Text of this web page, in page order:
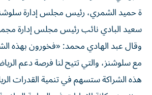
ة حميد الشمري، رئيس مجلس إدارة
سعيد البادي نائب رئيس مجلس إدارة
وقال عبد الهادي محمد: «فخورون بهذه
مع سلوشنز، والتي تتيح لنا فرصة دعم
هذه الشراكة ستسهم في تنمية القدرات